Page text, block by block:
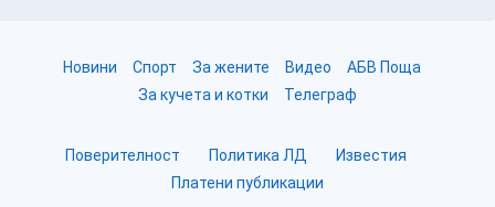
Новини Спорт За жените Видео
АБВ Поща
За кучета и котки
Телеграф
Поверителност Политика ЛД
Известия
Платени публикации